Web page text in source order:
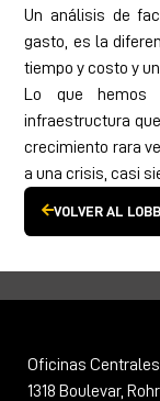
Un análisis de
gasto, es la
tiempo y costo y
Lo que
infraestructura
crecimiento rara
a una crisis, casi
VOLVER AL
Oficinas
1318 Boulevar,